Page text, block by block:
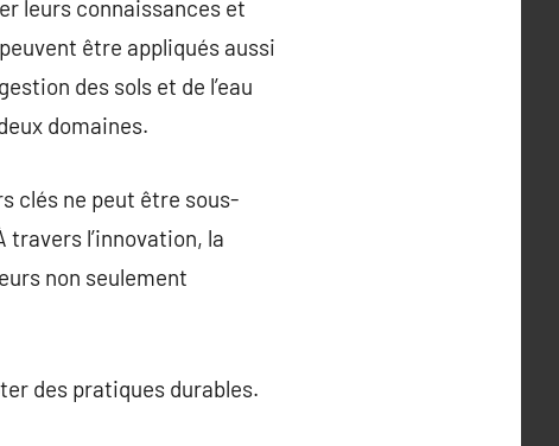
leurs connaissances et
être appliqués aussi
des sols et de l’eau
domaines.
clés ne peut être sous-
l’innovation, la
non seulement
des pratiques durables.